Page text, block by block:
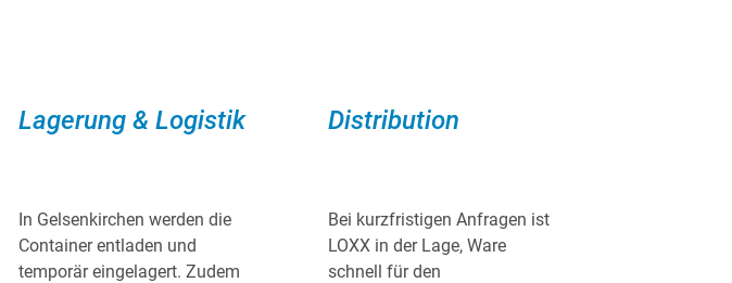
Lagerung & Logistik
In Gelsenkirchen werden die
Container entladen und
temporär eingelagert. Zudem
Distribution
Bei kurzfristigen Anfragen ist
LOXX in der Lage, Ware
schnell für den